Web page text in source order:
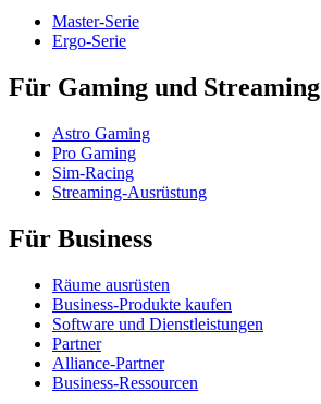
Master-Serie
Ergo-Serie
Für Gaming und Streaming
Astro Gaming
Pro Gaming
Sim-Racing
Streaming-Ausrüstung
Für Business
Räume ausrüsten
Business-Produkte kaufen
Software und Dienstleistungen
Partner
Alliance-Partner
Business-Ressourcen